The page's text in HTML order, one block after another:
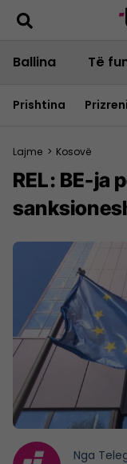
Ballina Të
Prishtina Prizreni
Lajme > Kosovë
REL: BE-ja
Nga